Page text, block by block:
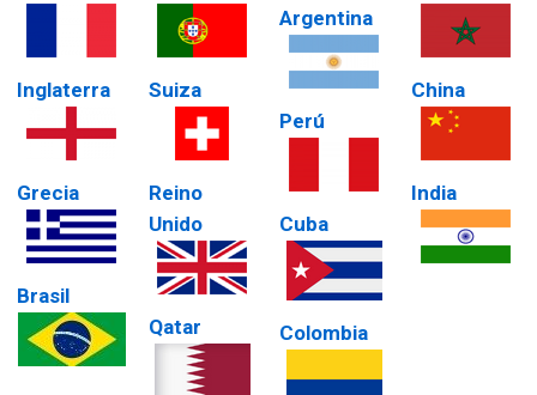
Inglaterra
Grecia
Brasil
Suiza
Reino
Unido
Qatar
Argentina
Perú
Cuba
Colombia
China
India